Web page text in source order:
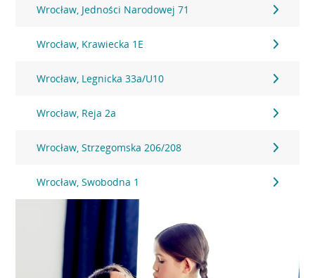
Wrocław, Jedności Narodowej 71
Wrocław, Krawiecka 1E
Wrocław, Legnicka 33a/U10
Wrocław, Reja 2a
Wrocław, Strzegomska 206/208
Wrocław, Swobodna 1